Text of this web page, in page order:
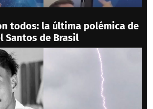
todos: la última polémica de
Santos de Brasil